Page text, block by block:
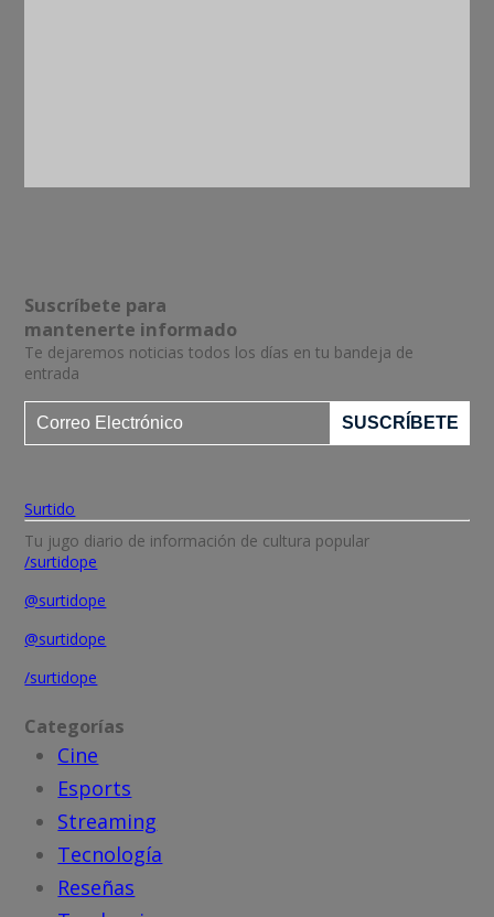
Suscríbete para
mantenerte informado
Te dejaremos noticias todos los días en tu bandeja de
entrada
Surtido
Tu jugo diario de información de cultura popular
/surtidope
@surtidope
@surtidope
/surtidope
Categorías
Cine
Esports
Streaming
Tecnología
Reseñas